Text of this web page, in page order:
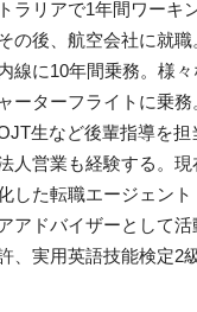
ラリアで1年間ワーキ
の後、航空会社に就職
線に10年間乗務。様
ーターフライトに乗務
生など後輩指導を担
人営業も経験する。現
した転職エージェント
アドバイザーとして
、実用英語技能検定2